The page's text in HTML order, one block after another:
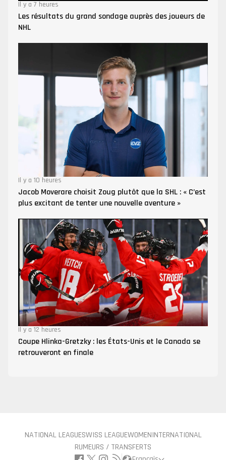
Il y a 7 heures
Les résultats du grand sondage auprès des joueurs de
NHL
Il y a 10 heures
Jacob Moverare choisit Zoug plutôt que la SHL : « C’est
plus excitant de tenter une nouvelle aventure »
Il y a 12 heures
Coupe Hlinka-Gretzky : les États-Unis et le Canada se
retrouveront en finale
NATIONAL LEAGUESWISS LEAGUEWOMENINTERNATIONAL
RUMEURS / TRANSFERTS